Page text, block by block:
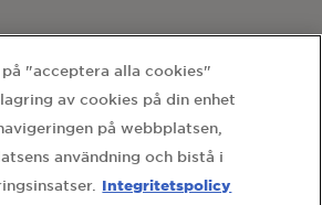
"acceptera alla cookies"
av cookies på din enhet
på webbplatsen,
användning och bistå i
Integritetspolicy